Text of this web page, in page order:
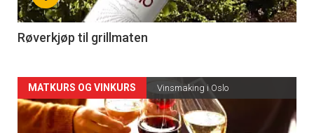
-
4
Røverkjøp til grillmaten
Forsiden
akkurat
MATKURS OG VINKURS Vinsmaking i Oslo